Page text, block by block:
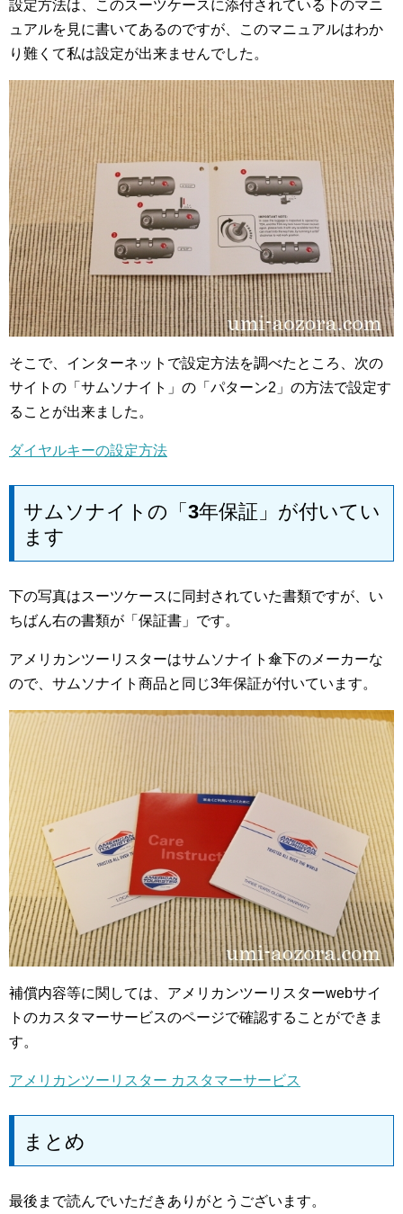
設定方法は、このスーツケースに添付されている下のマニ
ュアルを見に書いてあるのですが、このマニュアルはわか
り難くて私は設定が出来ませんでした。
そこで、インターネットで設定方法を調べたところ、次の
サイトの「サムソナイト」の「パターン2」の方法で設定す
ることが出来ました。
ダイヤルキーの設定方法
サムソナイトの「3年保証」が付いてい
ます
下の写真はスーツケースに同封されていた書類ですが、い
ちばん右の書類が「保証書」です。
アメリカンツーリスターはサムソナイト傘下のメーカーな
ので、サムソナイト商品と同じ3年保証が付いています。
補償内容等に関しては、アメリカンツーリスターwebサイ
トのカスタマーサービスのページで確認することができま
す。
アメリカンツーリスター カスタマーサービス
まとめ
最後まで読んでいただきありがとうございます。